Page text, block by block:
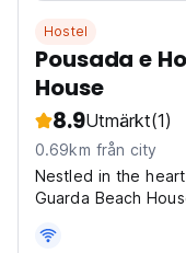
Hostel
Pousada e
House
8.9Utmärkt(1)
0.69km från city
Nestled in the
Guarda Beach
boasting